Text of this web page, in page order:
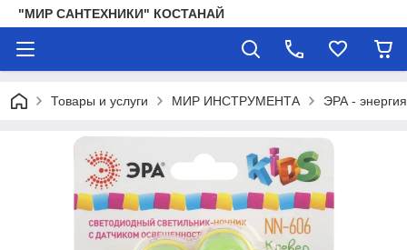
"МИР САНТЕХНИКИ" КОСТАНАЙ
Товары и услуги МИР ИНСТРУМЕНТА ЭРА -